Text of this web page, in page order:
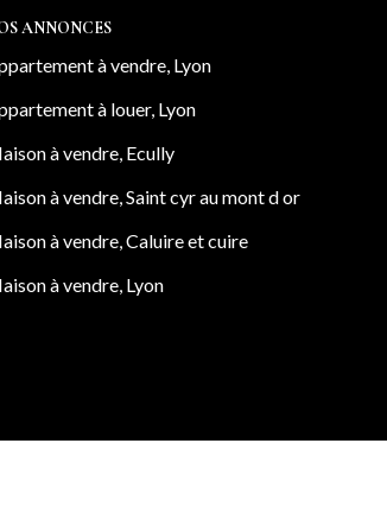
ANNONCES
à vendre, Lyon
à louer, Lyon
à vendre, Ecully
à vendre, Saint cyr au mont d or
à vendre, Caluire et cuire
à vendre, Lyon